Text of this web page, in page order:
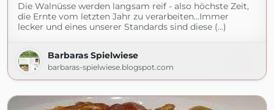
Die Walnüsse werden langsam reif - also höchste Zeit,
die Ernte vom letzten Jahr zu verarbeiten...Immer
lecker und eines unserer Standards sind diese (...)
Barbaras Spielwiese
barbaras-spielwiese.blogspot.com